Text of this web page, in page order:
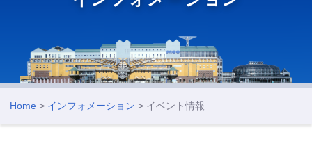
Home > インフォメーション > イベント情報